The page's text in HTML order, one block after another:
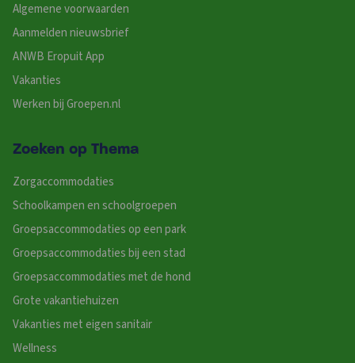
Algemene voorwaarden
Aanmelden nieuwsbrief
ANWB Eropuit App
Vakanties
Werken bij Groepen.nl
Zoeken op Thema
Zorgaccommodaties
Schoolkampen en schoolgroepen
Groepsaccommodaties op een park
Groepsaccommodaties bij een stad
Groepsaccommodaties met de hond
Grote vakantiehuizen
Vakanties met eigen sanitair
Wellness